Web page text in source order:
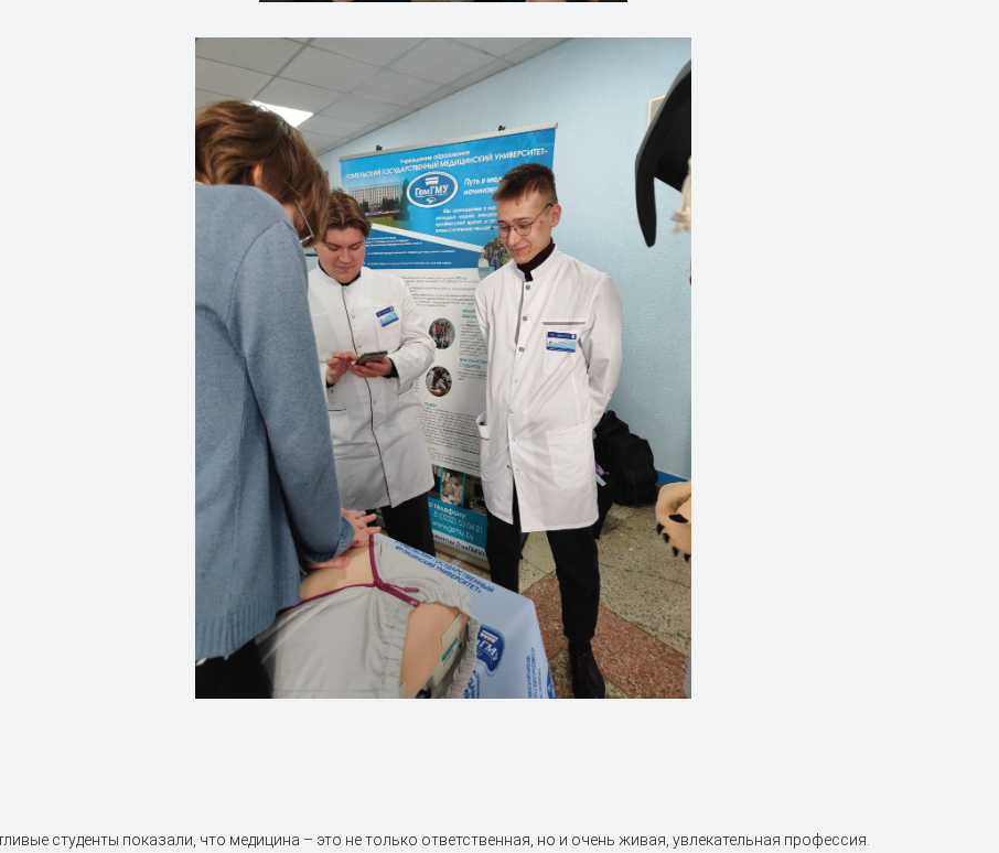
студенты показали, что медицина – это не только ответственная, но и очень живая, увлекательная профессия.